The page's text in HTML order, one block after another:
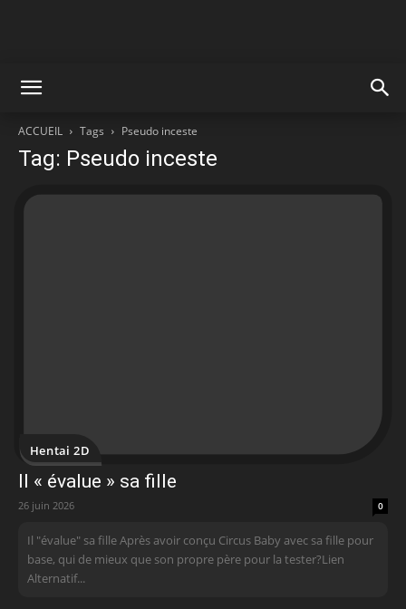
ACCUEIL Tags Pseudo inceste
Tag: Pseudo inceste
Hentai 2D
Il « évalue » sa fille
26 juin 2026 0
Il "évalue" sa fille Après avoir conçu Circus Baby avec sa fille pour
base, qui de mieux que son propre père pour la tester?Lien
Alternatif...